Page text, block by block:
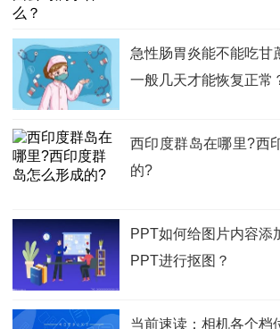
急性肠胃炎能不能吃甘
一般几天才能恢复正常
西印度群岛在哪里?西
的?
PPT如何给图片内容添
PPT进行抠图？
当前速读：相机各个档